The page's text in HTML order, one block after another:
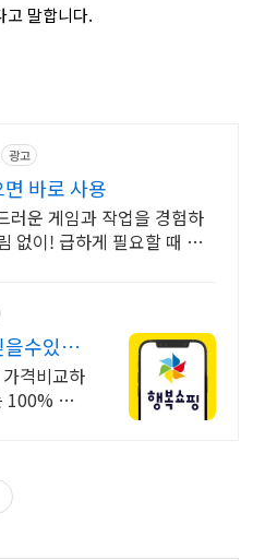
고 말합니다.
광고
바로 사용
러운 게임과 작업을 경험하
없이! 급하게 필요할 때 로
수있는
격비교하
100% 매